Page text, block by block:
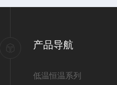
产品导航
低温恒温系列